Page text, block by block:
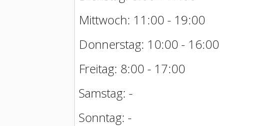
Mittwoch: 11:00 - 19:00
Donnerstag: 10:00 - 16:00
Freitag: 8:00 - 17:00
Samstag: -
Sonntag: -